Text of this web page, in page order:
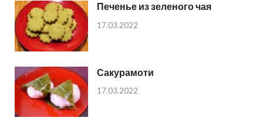
Печенье из зеленого чая
17.03.2022
Сакурамоти
17.03.2022